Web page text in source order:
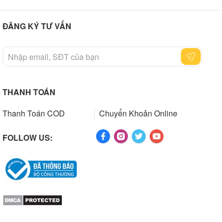
ĐĂNG KÝ TƯ VẤN
THANH TOÁN
Thanh Toán COD
Chuyển Khoản Online
FOLLOW US: